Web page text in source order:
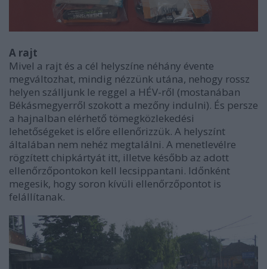
A rajt
Mivel a rajt és a cél helyszíne néhány évente
megváltozhat, mindig nézzünk utána, nehogy rossz
helyen szálljunk le reggel a HÉV-ről (mostanában
Békásmegyerről szokott a mezőny indulni). És persze
a hajnalban elérhető tömegközlekedési
lehetőségeket is előre ellenőrizzük. A helyszínt
általában nem nehéz megtalálni. A menetlevélre
rögzített chipkártyát itt, illetve később az adott
ellenőrzőpontokon kell lecsippantani. Időnként
megesik, hogy soron kívüli ellenőrzőpontot is
felállítanak.